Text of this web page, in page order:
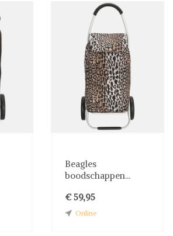
Beagles
boodschappen...
€ 59,95
Online